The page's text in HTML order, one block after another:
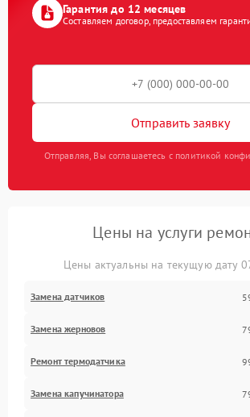
Гарантия до 12 месяцев
Составляем договор, предоставляем
Отправить заявку
Отправляя, Вы соглашаетесь с политикой
Цены на услуги
Цены актуальны на текущую дату
Замена датчиков
Замена жерновов
Ремонт термодатчика
Замена капучинатора